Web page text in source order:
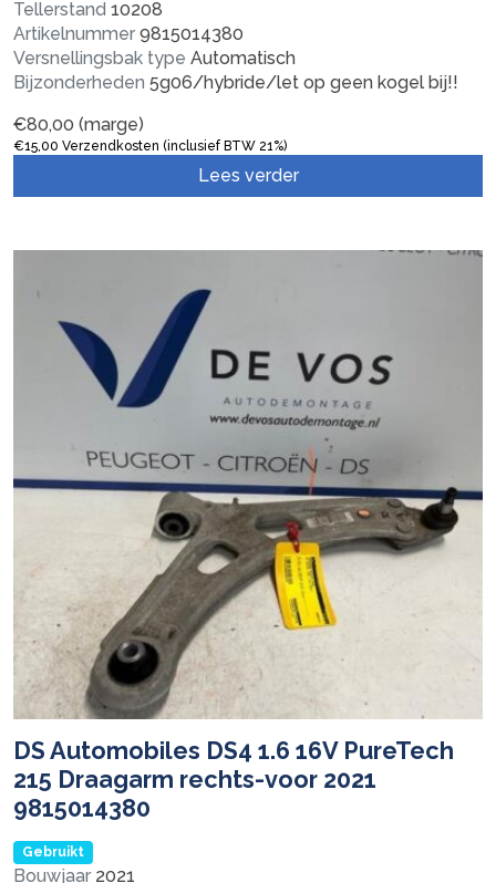
Tellerstand 10208
Artikelnummer 9815014380
Versnellingsbak type Automatisch
Bijzonderheden 5g06/hybride/let op geen kogel bij!!
€80,00 (marge)
€15,00 Verzendkosten (inclusief BTW 21%)
Lees verder
DS Automobiles DS4 1.6 16V PureTech
215 Draagarm rechts-voor 2021
9815014380
Gebruikt
Bouwjaar 2021